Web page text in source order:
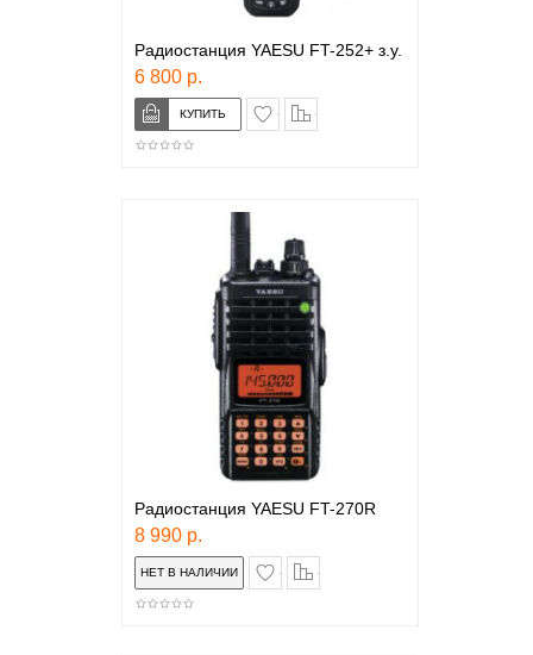
Радиостанция YAESU FT-252+ з.у.
6 800 р.
в закладки
Радиостанция YAESU FT-270R
8 990 р.
в закладки